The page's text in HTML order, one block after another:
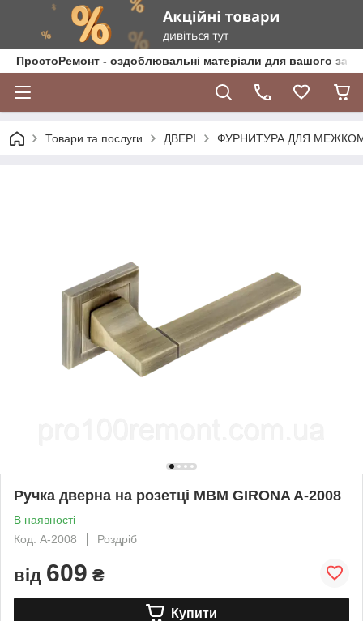
ПростоРемонт - оздоблювальні матеріали для вашого
Товари та послуги ДВЕРІ ФУРНИТУРА ДЛЯ
Ручка дверна на розетці МВМ GIRONA A-2008
В наявності
Код: A-2008
Роздріб
від 609 ₴
Купити